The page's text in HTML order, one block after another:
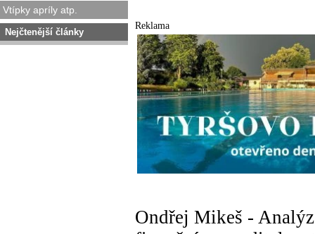
Vtípky apríly atp.
Nejčtenější články
Reklama
Ondřej Mikeš -